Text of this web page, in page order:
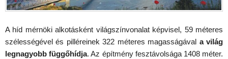
A híd mérnöki alkotásként világszínvonalat képvisel, 59 méteres
szélességével és pilléreinek 322 méteres magasságával a világ
legnagyobb függőhídja. Az építmény fesztávolsága 1408 méter.